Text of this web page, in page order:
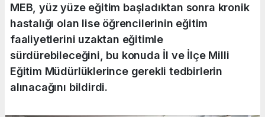
MEB, yüz yüze eğitim başladıktan sonra kronik
hastalığı olan lise öğrencilerinin eğitim
faaliyetlerini uzaktan eğitimle
sürdürebileceğini, bu konuda İl ve İlçe Milli
Eğitim Müdürlüklerince gerekli tedbirlerin
alınacağını bildirdi.